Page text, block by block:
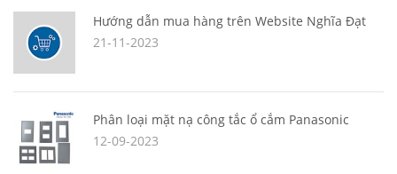
Hướng dẫn mua hàng trên Website Nghĩa Đạt
21-11-2023
Phân loại mặt nạ công tắc ổ cắm Panasonic
12-09-2023